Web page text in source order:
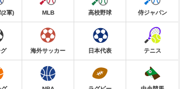
(2軍) MLB 高校野球 侍ジャパン
海外サッカー 日本代表 テニス